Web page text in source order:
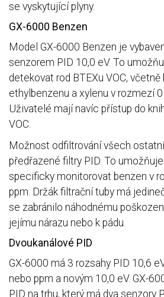
se vyskytující plyny.
GX-6000 Benzen
Model GX-6000 Benzen je
senzorem PID 10,0 eV. To
detekovat rod BTEXu VOC, včetně
ethylbenzenu a xylenu v rozmezí
Uživatelé mají navíc přístup do
VOC.
Možnost odfiltrování všech
předřazené filtry PID. To
specificky monitorovat benzen v
ppm. Držák filtrační tuby má
se zabránilo náhodnému
jejímu nárazu nebo k pádu.
Dvoukanálové PID
GX-6000 má 3 rozsahy PID 10,6
nebo ppm a novým 10,0 eV. GX-
PID na trhu, který má dva senzory